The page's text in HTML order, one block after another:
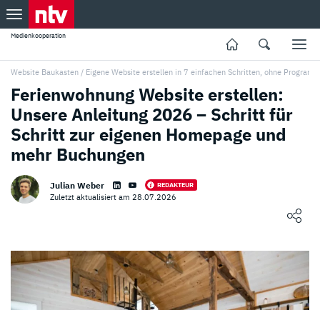
Medienkooperation
Website Baukasten / Eigene Website erstellen in 7 einfachen Schritten, ohne
Ferienwohnung Website erstellen:
Unsere Anleitung 2026 – Schritt für
Schritt zur eigenen Homepage und
mehr Buchungen
Julian Weber REDAKTEUR
Zuletzt aktualisiert am 28.07.2026